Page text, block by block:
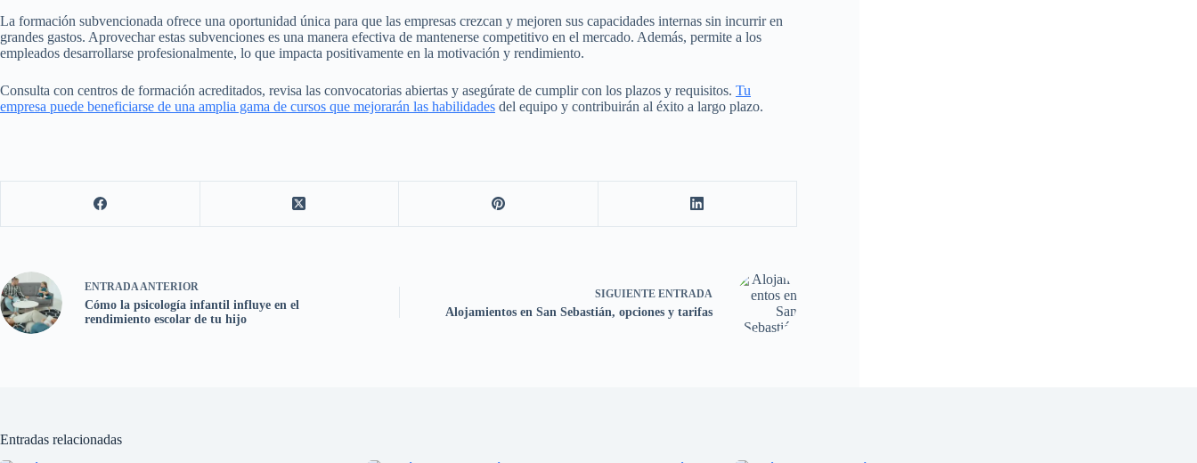
La formación subvencionada ofrece una oportunidad única para que las empresas crezcan y mejoren sus capacidades internas sin incurrir en
grandes gastos. Aprovechar estas subvenciones es una manera efectiva de mantenerse competitivo en el mercado. Además, permite a los
empleados desarrollarse profesionalmente, lo que impacta positivamente en la motivación y rendimiento.
Consulta con centros de formación acreditados, revisa las convocatorias abiertas y asegúrate de cumplir con los plazos y requisitos. Tu
empresa puede beneficiarse de una amplia gama de cursos que mejorarán las habilidades del equipo y contribuirán al éxito a largo plazo.
ENTRADAANTERIOR
Cómo la psicología infantil influye en el
rendimiento escolar de tu hijo
SIGUIENTEENTRADA
Alojamientos en San Sebastián, opciones y tarifas
Entradas relacionadas